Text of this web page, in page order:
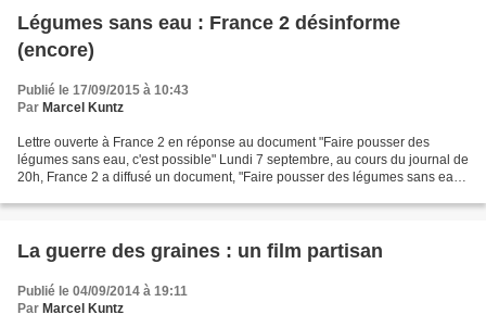
Légumes sans eau : France 2 désinforme
(encore)
Publié le 17/09/2015 à 10:43
Par Marcel Kuntz
Lettre ouverte à France 2 en réponse au document "Faire pousser des
légumes sans eau, c'est possible" Lundi 7 septembre, au cours du journal de
20h, France 2 a diffusé un document, "Faire pousser des légumes sans eau,
La guerre des graines : un film partisan
Publié le 04/09/2014 à 19:11
Par Marcel Kuntz